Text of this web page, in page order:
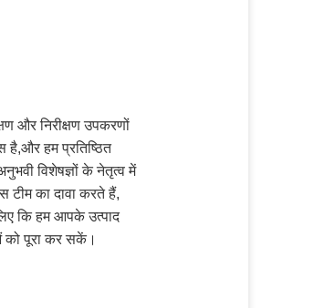
और निरीक्षण उपकरणों
हम प्रतिष्ठित
विशेषज्ञों के नेतृत्व में
का दावा करते हैं,
कि हम आपके उत्पाद
को पूरा कर सकें।